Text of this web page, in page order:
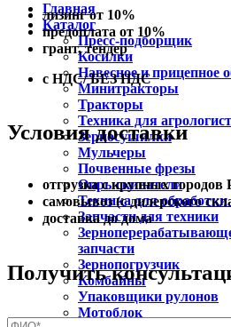
Главная
Каталог
Пресс-подборщик
Косилки
Навесное и прицепное
Минитракторы
Тракторы
Техника для
Зерносушилки
Мульчеры
Почвенные фрезы
Опрыскиватели
Техника для
Запчасти для техники
запчасти
Зернопогрузчик
Комбайны
Упаковщики рулонов
Мотоблок
лизинг от 10%
предоплата от 10%
грант, тендер
с НДС/ БЕЗ НДС
Условия доставки
отгрузка с крупных городов
самовывоз (с дилерского
доставка до дома
Получить